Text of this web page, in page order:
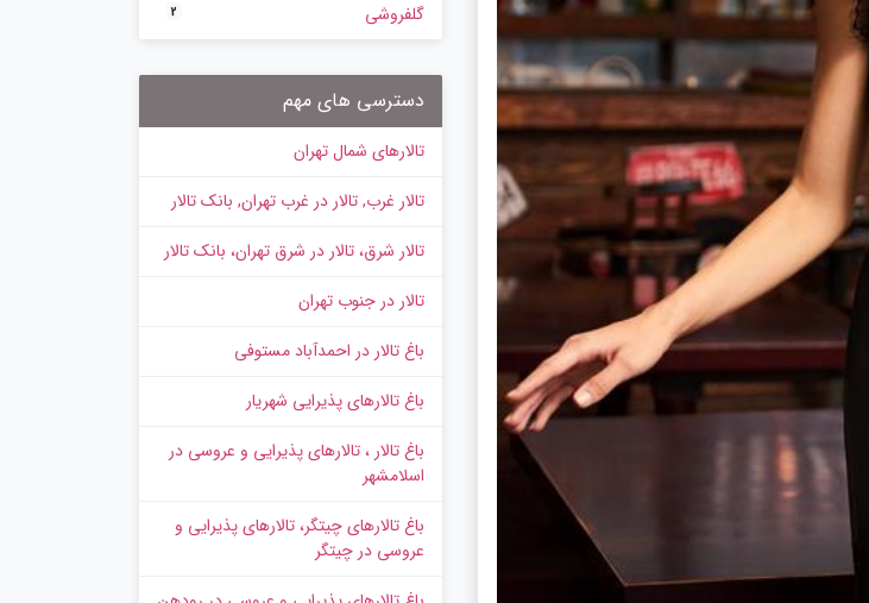
گلفروشی 2
دسترسی های مهم
تالارهای شمال تهران
تالار غرب, تالار در غرب تهران, بانک تالار
تالار شرق، تالار در شرق تهران، بانک تالار
تالار در جنوب تهران
باغ تالار در احمدآباد مستوفی
باغ تالارهای پذیرایی شهریار
باغ تالار ، تالارهای پذیرایی و عروسی در
اسلامشهر
باغ تالارهای چیتگر، تالارهای پذیرایی و
عروسی در چیتگر